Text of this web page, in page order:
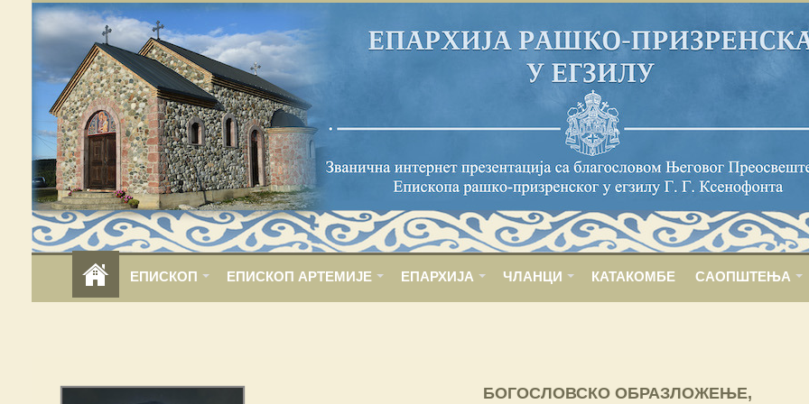
ЕПИСКОП ЕПИСКОП АРТЕМИЈЕ ЕПАРХИЈА ЧЛАНЦИ КАТАКОМБЕ САОПШТЕЊА
БОГОСЛОВСКО ОБРАЗЛОЖЕЊЕ,